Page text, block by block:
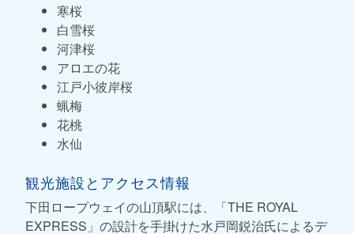
寒桜
白雪桜
河津桜
アロエの花
江戸小彼岸桜
蝋梅
花桃
水仙
観光施設とアクセス情報
下田ロープウェイの山頂駅には、「THE ROYAL
EXPRESS」の設計を手掛けた水戸岡鋭治氏によるデ